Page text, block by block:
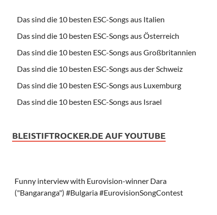
Das sind die 10 besten ESC-Songs aus Italien
Das sind die 10 besten ESC-Songs aus Österreich
Das sind die 10 besten ESC-Songs aus Großbritannien
Das sind die 10 besten ESC-Songs aus der Schweiz
Das sind die 10 besten ESC-Songs aus Luxemburg
Das sind die 10 besten ESC-Songs aus Israel
BLEISTIFTROCKER.DE AUF YOUTUBE
Funny interview with Eurovision-winner Dara
("Bangaranga") #Bulgaria #EurovisionSongContest